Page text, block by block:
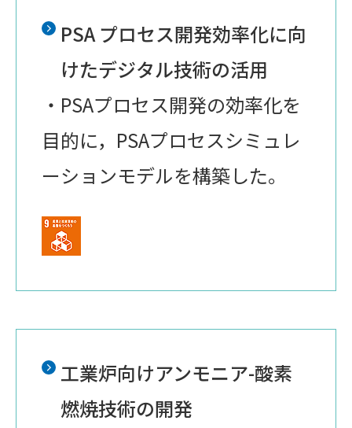
PSA プロセス開発効率化に向
けたデジタル技術の活用
・PSAプロセス開発の効率化を
目的に，PSAプロセスシミュレ
ーションモデルを構築した。
工業炉向けアンモニア-酸素
燃焼技術の開発